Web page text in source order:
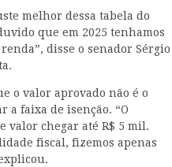
melhor dessa tabela do
que em 2025 tenhamos
disse o senador Sérgio
o valor aprovado não é o
a faixa de isenção. “O
valor chegar até R$ 5 mil.
fiscal, fizemos apenas